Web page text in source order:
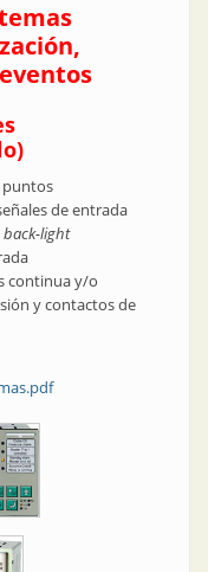
puntos
de entrada
back-light
continua y/o
y contactos de